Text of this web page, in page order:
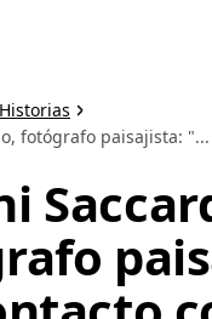
Historias
fotógrafo paisajista: "...